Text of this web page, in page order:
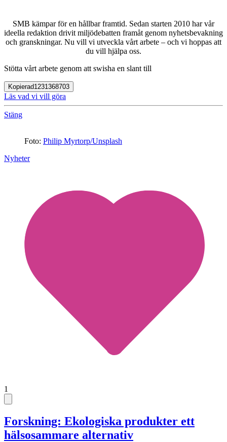
SMB kämpar för en hållbar framtid. Sedan starten 2010 har vår
ideella redaktion drivit miljödebatten framåt genom nyhetsbevakning
och granskningar. Nu vill vi utveckla vårt arbete – och vi hoppas att
du vill hjälpa oss.
Stötta vårt arbete genom att swisha en slant till
Kopierad1231368703
Läs vad vi vill göra
Stäng
Foto: Philip Myrtorp/Unsplash
Nyheter
1
Forskning: Ekologiska produkter ett
hälsosammare alternativ